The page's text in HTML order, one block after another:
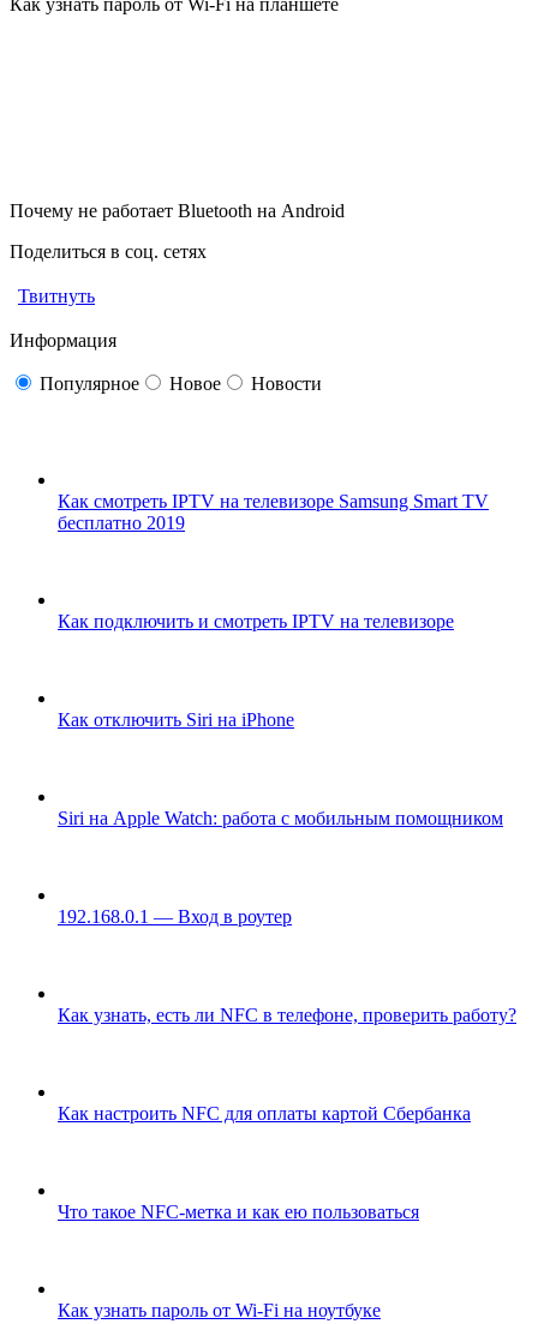
Почему не работает Bluetooth на Android
Поделиться в соц. сетях
Твитнуть
Информация
Популярное Новое Новости
Как смотреть IPTV на телевизоре Samsung Smart TV
бесплатно 2019
Как подключить и смотреть IPTV на телевизоре
Как отключить Siri на iPhone
Siri на Apple Watch: работа с мобильным помощником
192.168.0.1 — Вход в роутер
Как узнать, есть ли NFC в телефоне, проверить работу?
Как настроить NFC для оплаты картой Сбербанка
Что такое NFC-метка и как ею пользоваться
Как узнать пароль от Wi-Fi на ноутбуке